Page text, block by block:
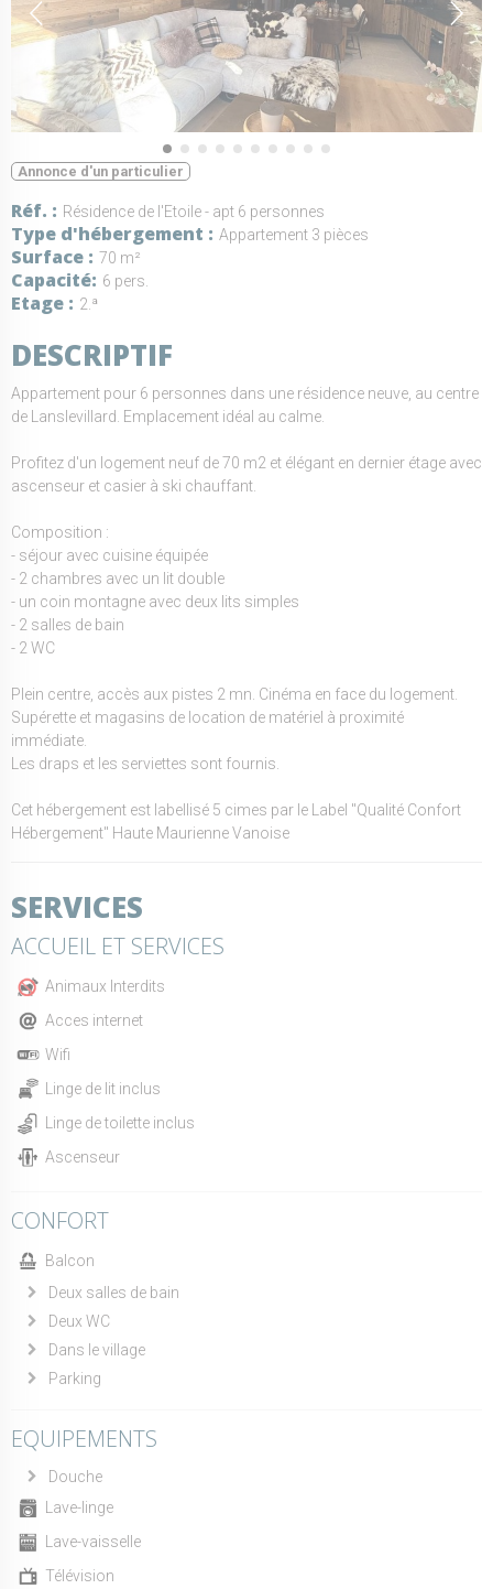
Annonce d'un particulier
Réf. Résidence de l'Etoile - apt 6 personnes
Type d'hébergement Appartement 3 pièces
Surface 70 m²
Capacité 6 pers.
Etage 2.ª
DESCRIPTIF
Appartement pour 6 personnes dans une résidence neuve, au centre
de Lanslevillard. Emplacement idéal au calme.
Profitez d'un logement neuf de 70 m2 et élégant en dernier étage avec
ascenseur et casier à ski chauffant.
Composition :
- séjour avec cuisine équipée
- 2 chambres avec un lit double
- un coin montagne avec deux lits simples
- 2 salles de bain
- 2 WC
Plein centre, accès aux pistes 2 mn. Cinéma en face du logement.
Supérette et magasins de location de matériel à proximité
immédiate.
Les draps et les serviettes sont fournis.
Cet hébergement est labellisé 5 cimes par le Label "Qualité Confort
Hébergement" Haute Maurienne Vanoise
SERVICES
ACCUEIL ET SERVICES
Animaux Interdits
Acces internet
Wifi
Linge de lit inclus
Linge de toilette inclus
Ascenseur
CONFORT
Balcon
Deux salles de bain
Deux WC
Dans le village
Parking
EQUIPEMENTS
Douche
Lave-linge
Lave-vaisselle
Télévision